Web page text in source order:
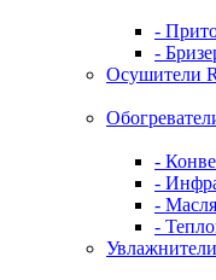
-
-
Осушители
-
-
-
-